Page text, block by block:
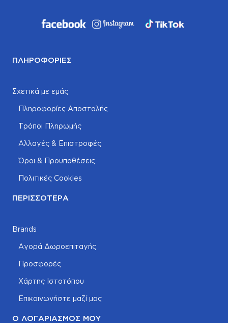
ΠΛΗΡΟΦΟΡΊΕΣ
Σχετικά με εμάς
Πληροφορίες Αποστολής
Τρόποι Πληρωμής
Αλλαγές & Επιστροφές
Όροι & Προυποθέσεις
Πολιτικές Cookies
ΠΕΡΙΣΣΌΤΕΡΑ
Brands
Αγορά Δωροεπιταγής
Προσφορές
Χάρτης Ιστοτόπου
Επικοινωνήστε μαζί μας
Ο ΛΟΓΑΡΙΑΣΜΌΣ ΜΟΥ